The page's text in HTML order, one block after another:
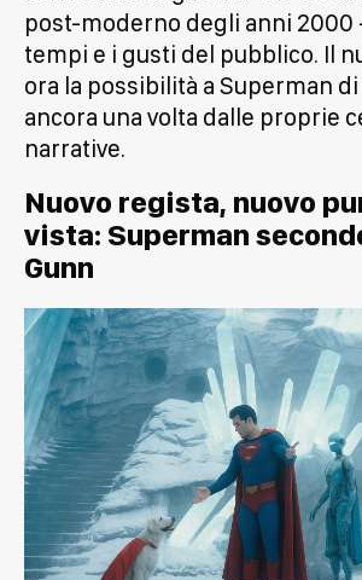
post-moderno degli anni
tempi e i gusti del pubblico. Il
ora la possibilità a Superman
ancora una volta dalle proprie
narrative.
Nuovo regista, nuovo
vista: Superman
Gunn